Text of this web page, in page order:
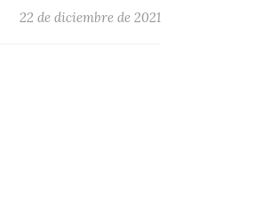
22 de diciembre de 2021